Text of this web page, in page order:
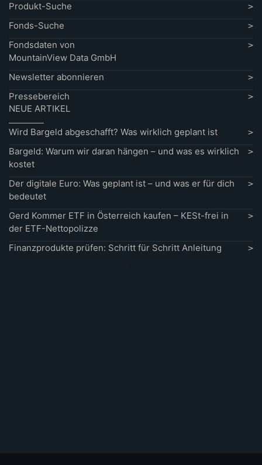
Produkt-Suche
Fonds-Suche
Fondsdaten von
MountainView Data GmbH
Newsletter abonnieren
Pressebereich
NEUE ARTIKEL
Wird Bargeld abgeschafft? Was wirklich geplant ist
Bargeld: Warum wir daran hängen – und was es wirklich
kostet
Der digitale Euro: Was geplant ist – und was er für dich
bedeutet
Gerd Kommer ETF in Österreich kaufen – KESt-frei in
der ETF-Nettopolizze
Finanzprodukte prüfen: Schritt für Schritt Anleitung